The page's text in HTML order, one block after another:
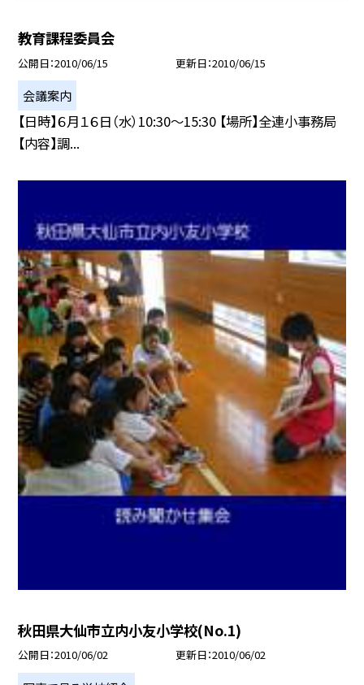
教育課程委員会
公開日 2010/06/15 更新日 2010/06/15
会議案内
【日時】６月１６日（水）10:30〜15:30 【場所】全連小事務局
【内容】調...
秋田県大仙市立内小友小学校(No.1)
公開日 2010/06/02 更新日 2010/06/02